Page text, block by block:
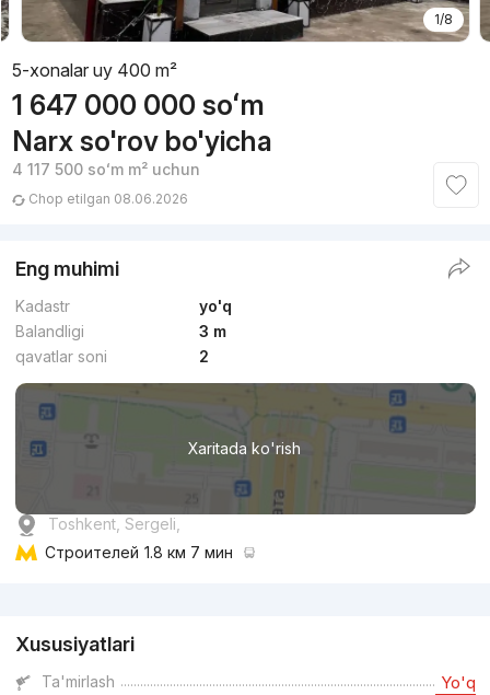
1/8
5-xonalar uy 400 m²
1 647 000 000 soʻm
Narx so'rov bo'yicha
4 117 500 soʻmm² uchun
Chop etilgan 08.06.2026
Eng muhimi
Kadastr
yo'q
Balandligi
3 m
qavatlar soni
2
Xaritada ko'rish
Toshkent, Sergeli,
Строителей 1.8 км 7 мин
Xususiyatlari
Ta'mirlash Yo'q